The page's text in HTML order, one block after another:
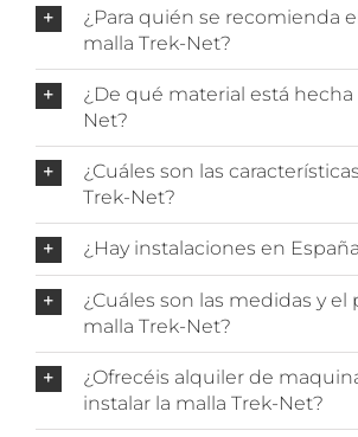
¿Para quién se recomienda
malla Trek-Net?
¿De qué material está hecha
Net?
¿Cuáles son las
Trek-Net?
¿Hay instalaciones en
¿Cuáles son las medidas y el
malla Trek-Net?
¿Ofrecéis alquiler de
instalar la malla Trek-Net?